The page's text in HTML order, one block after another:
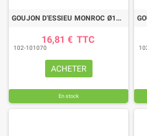
GOUJON D'ESSIEU MONROC Ø16CAN 9MM LG 37 Ø16,5
16,81 € TTC
102-101070
ACHETER
En stock